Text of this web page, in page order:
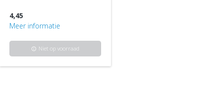
4,45
Meer informatie
info Niet op voorraad